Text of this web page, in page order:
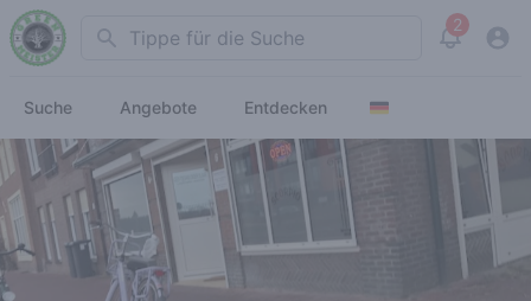
Search 2
View
Suche Angebote Entdecken